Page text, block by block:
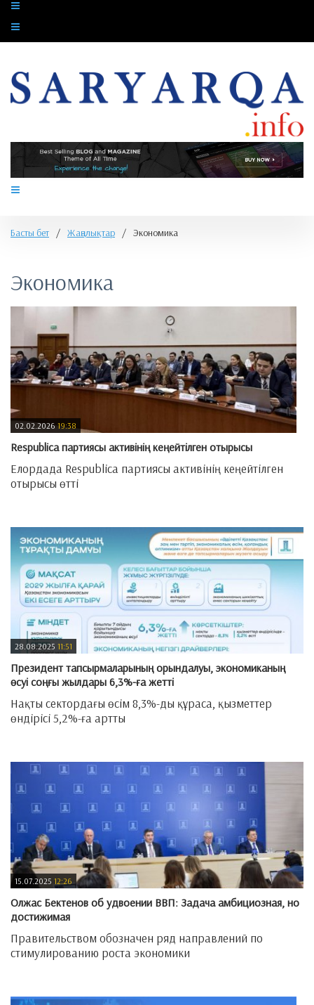
Басты бет / Жаңалықтар / Экономика
Экономика
02.02.202619:38
​Respublica партиясы активінің кеңейтілген отырысы
Елордада Respublica партиясы активінің кеңейтілген
отырысы өтті
28.08.2025 11:51
​Президент тапсырмаларының орындалуы, экономиканың
өсуі соңғы жылдары 6,3%-ға жетті
Нақты сектордағы өсім 8,3%-ды құраса, қызметтер
өндірісі 5,2%-ға артты
15.07.2025 12:26
​Олжас Бектенов об удвоении ВВП: Задача амбициозная, но
достижимая
Правительством обозначен ряд направлений по
стимулированию роста экономики